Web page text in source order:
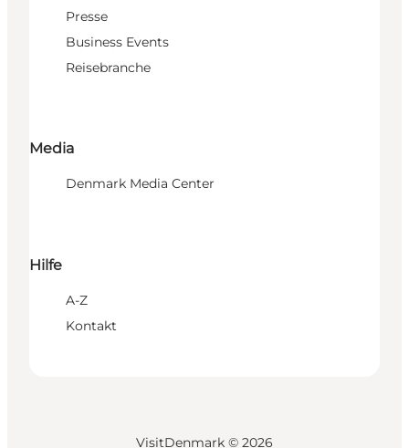
Presse
Business Events
Reisebranche
Media
Denmark Media Center
Hilfe
A-Z
Kontakt
VisitDenmark © 2026